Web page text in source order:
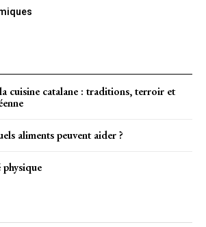
cuisine catalane : traditions, terroir et
aliments peuvent aider ?